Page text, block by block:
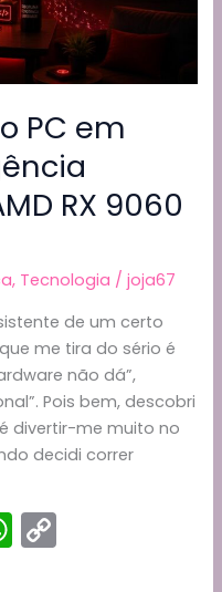
PC em
RX 9060
, Tecnologia /joja67
de um certo
me tira do sério é
não dá”,
Pois bem, descobri
divertir-me muito no
decidi correr
W
h